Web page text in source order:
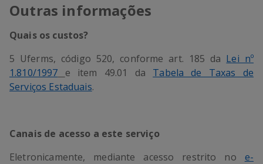
Outras informações
Quais os custos?
5 Uferms, código 520, conforme art. 185 da Lei nº
1.810/1997
e item 49.01 da Tabela de Taxas de
Serviços Estaduais.
Canais de acesso a este serviço
Eletronicamente, mediante acesso restrito no e-